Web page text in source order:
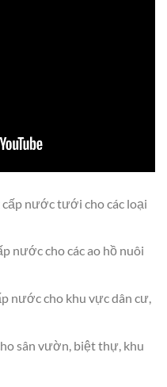
nước tưới cho các loại
nước cho các ao hồ nuôi
nước cho khu vực dân cư,
sân vườn, biệt thự, khu